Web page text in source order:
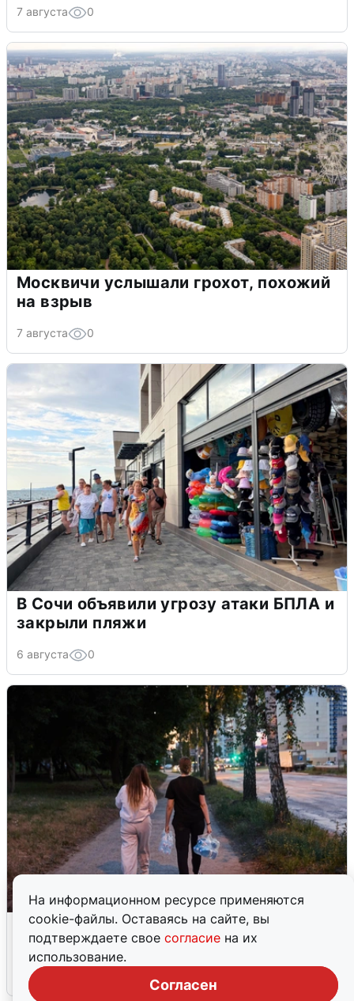
На информационном ресурсе применяются
cookie-файлы. Оставаясь на сайте, вы
подтверждаете свое согласие на их
использование.
Согласен
7 августа 0
Москвичи услышали грохот, похожий
на взрыв
7 августа 0
В Сочи объявили угрозу атаки БПЛА и
закрыли пляжи
6 августа 0
Опубликована карта отключений
воды в Воронеже
6 августа